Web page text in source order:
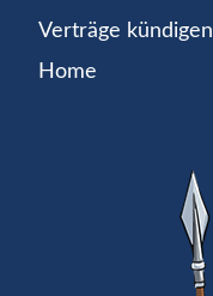
Verträge kündigen
Home